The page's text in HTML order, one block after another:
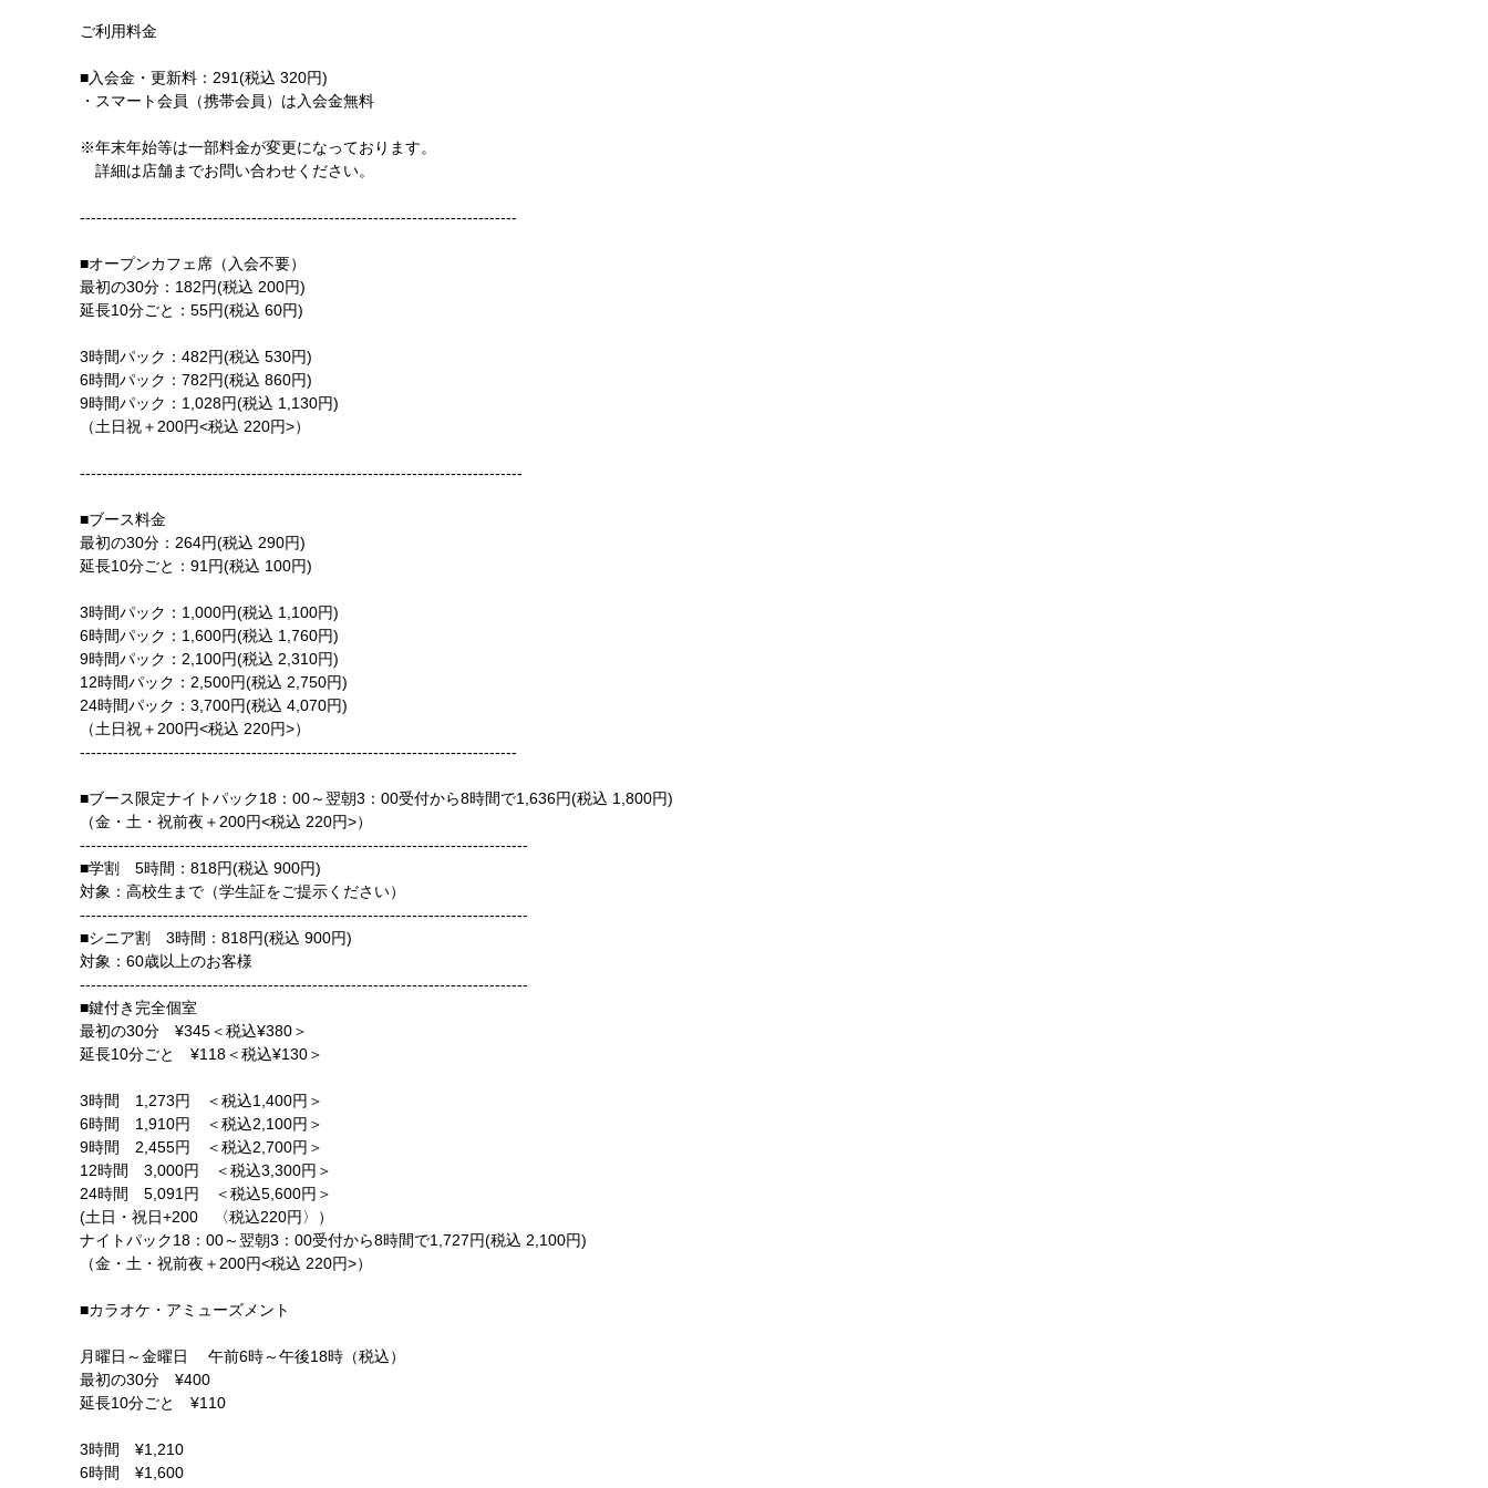
ご利用料金
■入会金・更新料：291(税込 320円)
・スマート会員（携帯会員）は入会金無料
※年末年始等は一部料金が変更になっております。
詳細は店舗までお問い合わせください。
-------------------------------------------------------------------------------
■オープンカフェ席（入会不要）
最初の30分：182円(税込 200円)
延長10分ごと：55円(税込 60円)
3時間パック：482円(税込 530円)
6時間パック：782円(税込 860円)
9時間パック：1,028円(税込 1,130円)
（土日祝＋200円<税込 220円>）
--------------------------------------------------------------------------------
■ブース料金
最初の30分：264円(税込 290円)
延長10分ごと：91円(税込 100円)
3時間パック：1,000円(税込 1,100円)
6時間パック：1,600円(税込 1,760円)
9時間パック：2,100円(税込 2,310円)
12時間パック：2,500円(税込 2,750円)
24時間パック：3,700円(税込 4,070円)
（土日祝＋200円<税込 220円>）
-------------------------------------------------------------------------------
■ブース限定ナイトパック18：00～翌朝3：00受付から8時間で1,636円(税込 1,800円)
（金・土・祝前夜＋200円<税込 220円>）
---------------------------------------------------------------------------------
■学割 5時間：818円(税込 900円)
対象：高校生まで（学生証をご提示ください）
---------------------------------------------------------------------------------
■シニア割 3時間：818円(税込 900円)
対象：60歳以上のお客様
---------------------------------------------------------------------------------
■鍵付き完全個室
最初の30分 ¥345＜税込¥380＞
延長10分ごと ¥118＜税込¥130＞
3時間 1,273円 ＜税込1,400円＞
6時間 1,910円 ＜税込2,100円＞
9時間 2,455円 ＜税込2,700円＞
12時間 3,000円 ＜税込3,300円＞
24時間 5,091円 ＜税込5,600円＞
(土日・祝日+200 〈税込220円〉）
ナイトパック18：00～翌朝3：00受付から8時間で1,727円(税込 2,100円)
（金・土・祝前夜＋200円<税込 220円>）
■カラオケ・アミューズメント
月曜日～金曜日 午前6時～午後18時（税込）
最初の30分 ¥400
延長10分ごと ¥110
3時間 ¥1,210
6時間 ¥1,600